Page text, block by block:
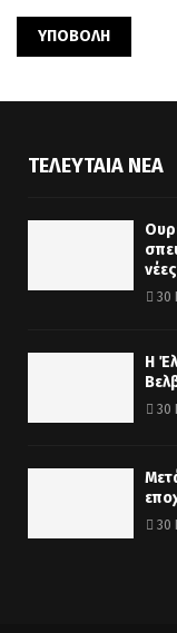
ΤΕΛΕΥΤΑΊΑ ΝΈΑ
30
Η
30
30